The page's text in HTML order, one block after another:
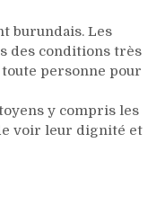
burundais. Les
des conditions très
personne pour
y compris les
voir leur dignité et